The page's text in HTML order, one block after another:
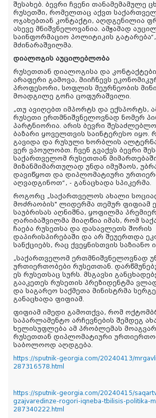
შესახებ. ბევრი ჩვენი თანამემამულე
რუსეთში, რომელთაც აქვთ
ოჯახებთან კონტაქტი, აღდგენილია
ასევე მნიშვნელოვანია. ამჟამად
საინფორმაციო პოლიტიკის
მძინარაშვილმა.
დიალოგის აუცილებლობა
რუსეთთან დიალოგისა და
არაფერი გამოვა, მიიჩნევს
პროფესორი, სოფლის მეურნეობის
მოადგილე გოჩა ცოფურაშვილი
„თუ ავიღებთ იმპორტს და ექსპორტს,
რუსეთი ერთმნიშვნელოვნად ნომერ
პარტნიორია. არის ბევრი
ბაზარი ყოველთვის საინტერესო იყო.
გავიდა და რუსული ხორბლის
ვერ ვპოულობთ. ჩვენ გვაქვს ბევრი
საქართველომ რუსეთთან
მიზანმიმართულად უნდა იმუშაოს,
დავიწყოთ და დიპლომატიური
აღვადგინოთ“, - განაცხადა სპიკერმა.
როგორც „საქართველოს ახალი
მოძრაობის" ლიდერმა თემურ ფიფიამ
საუბრისას აღნიშნა, ყოფილმა
ღარიბაშვილმა მიაღწია იმას, რომ
ჩაება რუსეთსა და დასავლეთს შორის
დაპირისპირებაში და არ შეუერთდა
სანქციებს, რაც ქვეყნისთვის საზიანო
„საქართველომ ერთმნიშვნელოვნად
ურთიერთობები რუსეთთან.
ეს რუსეთსაც სურს. მსგავსი
გააკეთეს რუსეთის პრეზიდენტმა
და საგარეო საქმეთა მინისტრმა
განაცხადა ფიფიამ.
ფიფიამ იმედი გამოთქვა, რომ
საპარლამენტო არჩევნების შემდეგ
ხელისუფლება ამ პრობლემას
რუსეთთან დიპლომატიური
საბოლოოდ აღდგება.
https://sputnik-georgia.com/20240413/
287316578.html
https://sputnik-georgia.com/20240415/
gzajvaredinze-rogori-iqneba-tbilisis-politika-
287340222.html